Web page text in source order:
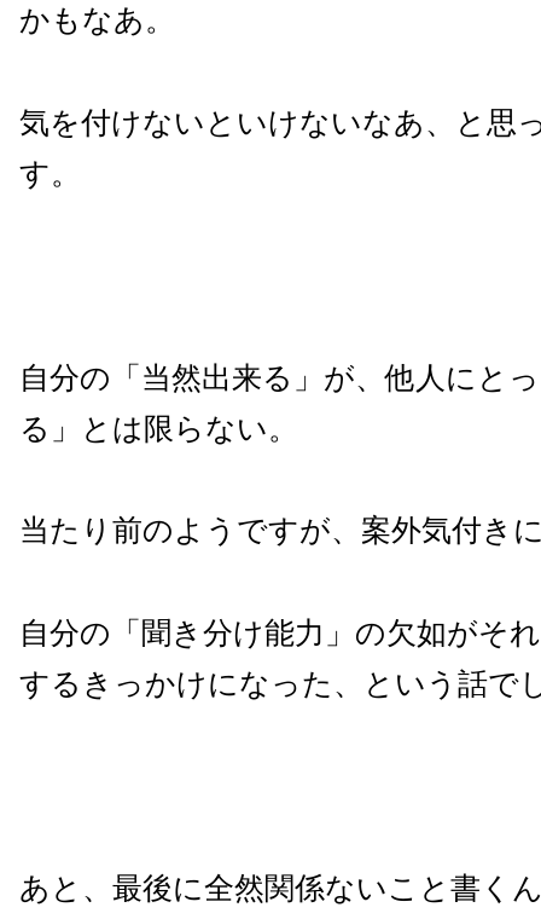
かもなあ。
気を付けないといけないなあ、と思
す。
自分の「当然出来る」が、他人にと
る」とは限らない。
当たり前のようですが、案外気付き
自分の「聞き分け能力」の欠如がそ
するきっかけになった、という話で
あと、最後に全然関係ないこと書く